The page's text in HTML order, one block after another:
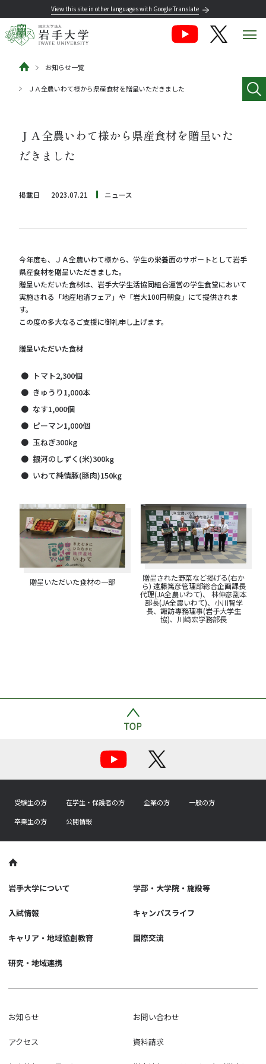
View this site in other languages with Google Translate
お知らせ一覧
ＪＡ全農いわて様から県産食材を贈呈いただきました
ＪＡ全農いわて様から県産食材を贈呈いた
だきました
掲載日 2023.07.21 ニュース
今年度も、ＪＡ全農いわて様から、学生の栄養面のサポートとして岩手
県産食材を贈呈いただきました。
贈呈いただいた食材は、岩手大学生活協同組合運営の学生食堂において
実施される「地産地消フェア」や「岩大100円朝食」にて提供されま
す。
この度の多大なるご支援に御礼申し上げます。
贈呈いただいた食材
トマト2,300個
きゅうり1,000本
なす1,000個
ピーマン1,000個
玉ねぎ300kg
銀河のしずく(米)300kg
いわて純情豚(豚肉)150kg
贈呈いただいた食材の一部
贈呈された野菜など掲げる(右か
ら) 遠藤篤彦管理部総合企画課長
代理(JA全農いわて)、 林伸彦副本
部長(JA全農いわて)、小川智学
長、諏訪専務理事(岩手大学生
協)、川﨑宏学務部長
受験生の方 在学生・保護者の方 企業の方
一般の方
卒業生の方
公開情報
岩手大学について 学部・大学院・施設等
入試情報 キャンパスライフ
キャリア・地域協創教育 国際交流
研究・地域連携
お知らせ お問い合わせ
アクセス 資料請求